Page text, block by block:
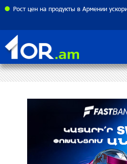
Рост цен на продукты в Армении